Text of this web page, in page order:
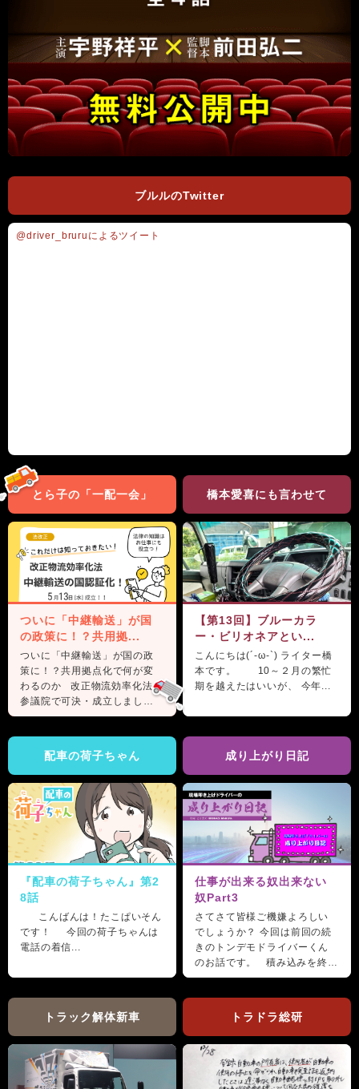
ブルルのTwitter
@driver_bruruによるツイート
とら子の「一配一会」
ついに「中継輸送」が国
の政策に！？共用拠...
ついに「中継輸送」が国の政
策に！？共用拠点化で何が変
わるのか 改正物流効率化法が
参議院で可決・成立しまし
た。 &nb...
橋本愛喜にも言わせて
【第13回】ブルーカラ
ー・ビリオネアとい...
こんにちは(´-ω-`) ライター橋
本です。 10～２月の繁忙
期を越えたはいいが、 今年...
配車の荷子ちゃん
『配車の荷子ちゃん』第2
8話
こんばんは！たこぱいそん
です！ 今回の荷子ちゃんは
電話の着信...
成り上がり日記
仕事が出来る奴出来ない
奴Part3
さてさて皆様ご機嫌よろしい
でしょうか？ 今回は前回の続
きのトンデモドライバーくん
のお話です。 積み込みを終
え、ホッと...
トラック解体新車 トラドラ総研